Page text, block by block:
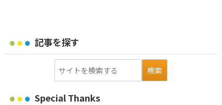
記事を探す
Special Thanks